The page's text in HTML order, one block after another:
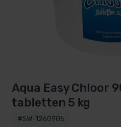
Aqua Easy Chloor
tabletten 5 kg
#SW-1260905